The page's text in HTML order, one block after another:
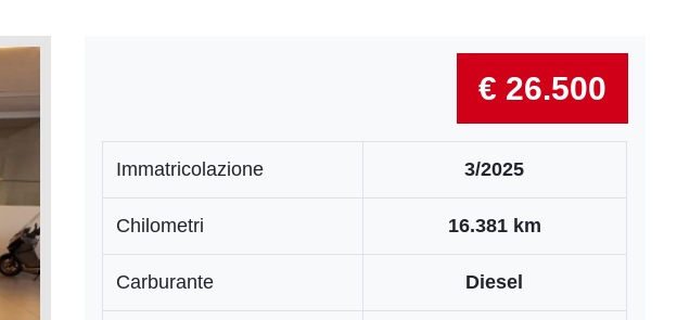
€ 26.500
Immatricolazione 3/2025
Chilometri 16.381 km
Carburante Diesel